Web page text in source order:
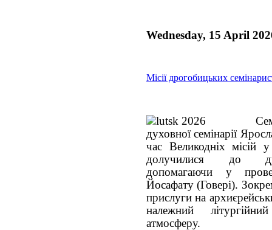
Wednesday, 15 April
Місії дрогобицьких
духовної семінарії
час Великодніх місій
долучилися до
допомагаючи у
Йосафату (Говері).
прислуги на
належний
атмосферу.